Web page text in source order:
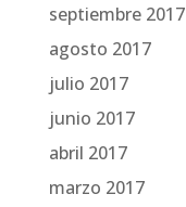
septiembre 2017
agosto 2017
julio 2017
junio 2017
abril 2017
marzo 2017